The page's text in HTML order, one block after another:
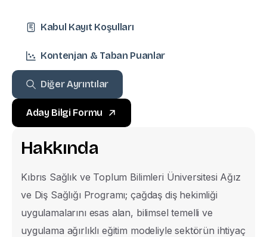
Kabul Kayıt Koşulları
Kontenjan & Taban Puanlar
Diğer Ayrıntılar
Aday Bilgi Formu
Hakkında
Kıbrıs Sağlık ve Toplum Bilimleri Üniversitesi Ağız
ve Diş Sağlığı Programı; çağdaş diş hekimliği
uygulamalarını esas alan, bilimsel temelli ve
uygulama ağırlıklı eğitim modeliyle sektörün ihtiyaç